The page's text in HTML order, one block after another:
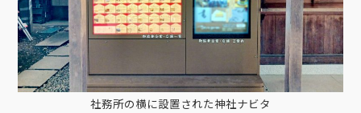
社務所の横に設置された神社ナビタ